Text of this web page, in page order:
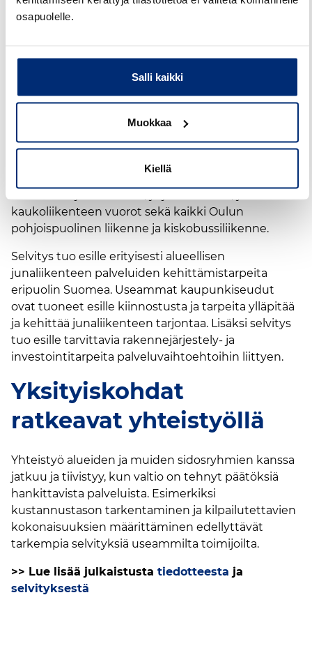
osapuolelle.
Salli kaikki
Muokkaa
Kiellä
henkilöliikenteen
muodostuu
osakokonaisuuksista
Tulevaisuuden raidemarkkinat muodostuvat
kaukoliikenteen vuorot sekä kaikki Oulun
pohjoispuolinen liikenne ja kiskobussiliikenne.
Selvitys tuo esille erityisesti alueellisen
junaliikenteen palveluiden kehittämistarpeita
eripuolin Suomea. Useammat kaupunkiseudut
ovat tuoneet esille kiinnostusta ja tarpeita ylläpitää
ja kehittää junaliikenteen tarjontaa. Lisäksi selvitys
tuo esille tarvittavia rakennejärjestely- ja
investointitarpeita palveluvaihtoehtoihin liittyen.
Yksityiskohdat
ratkeavat yhteistyöllä
Yhteistyö alueiden ja muiden sidosryhmien kanssa
jatkuu ja tiivistyy, kun valtio on tehnyt päätöksiä
hankittavista palveluista. Esimerkiksi
kustannustason tarkentaminen ja kilpailutettavien
kokonaisuuksien määrittäminen edellyttävät
tarkempia selvityksiä useammilta toimijoilta.
>> Lue lisää julkaistusta tiedotteesta ja
selvityksestä